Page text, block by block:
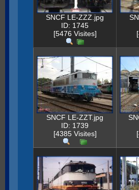
SNCF LE-ZZZ.jpg
ID: 1745
[5476 Visites]
SNCF LE-ZZT.jpg
ID: 1739
[4385 Visites]